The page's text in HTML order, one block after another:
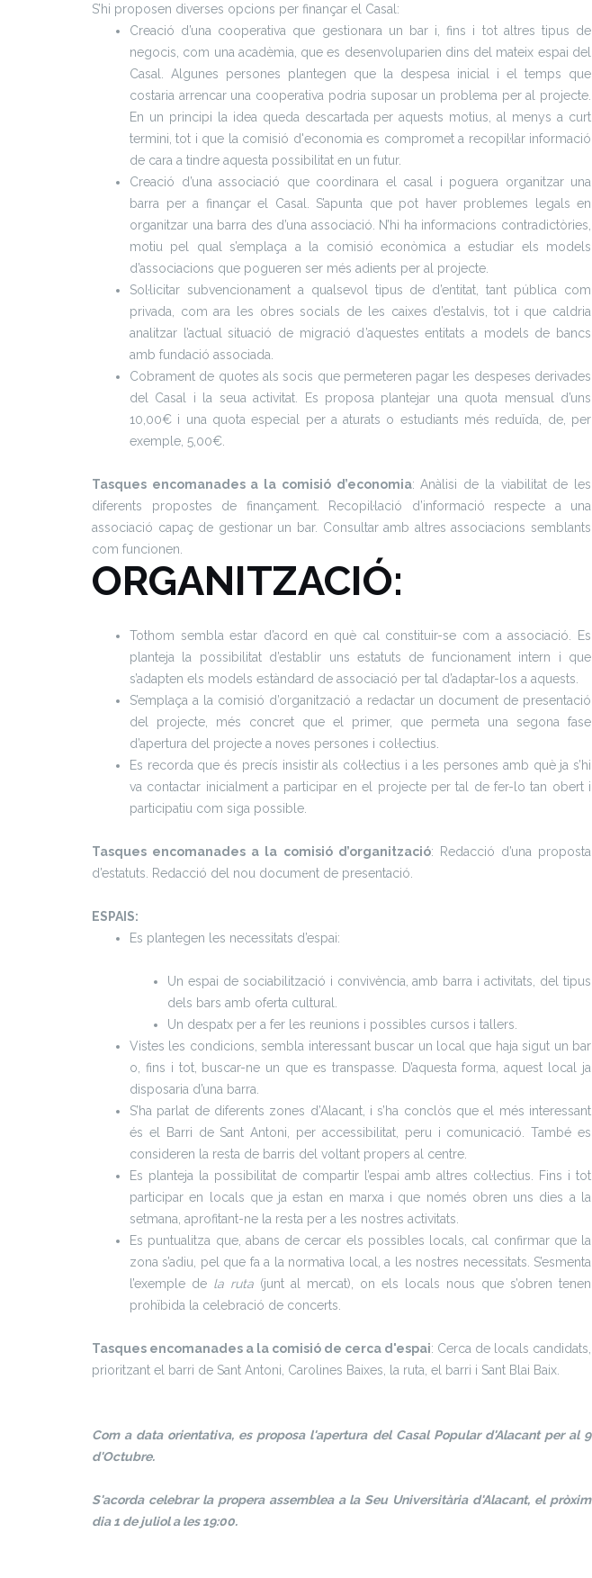
S’hi proposen diverses opcions per finançar el Casal:
Creació d’una cooperativa que gestionara un bar i, fins i tot altres tipus de
negocis, com una acadèmia, que es desenvoluparien dins del mateix espai del
Casal. Algunes persones plantegen que la despesa inicial i el temps que
costaria arrencar una cooperativa podria suposar un problema per al projecte.
En un principi la idea queda descartada per aquests motius, al menys a curt
termini, tot i que la comisió d'economia es compromet a recopil·lar informació
de cara a tindre aquesta possibilitat en un futur.
Creació d’una associació que coordinara el casal i poguera organitzar una
barra per a finançar el Casal. S’apunta que pot haver problemes legals en
organitzar una barra des d’una associació. N’hi ha informacions contradictòries,
motiu pel qual s’emplaça a la comisió econòmica a estudiar els models
d’associacions que pogueren ser més adients per al projecte.
Sol·licitar subvencionament a qualsevol tipus de d’entitat, tant pública com
privada, com ara les obres socials de les caixes d’estalvis, tot i que caldria
analitzar l’actual situació de migració d’aquestes entitats a models de bancs
amb fundació associada.
Cobrament de quotes als socis que permeteren pagar les despeses derivades
del Casal i la seua activitat. Es proposa plantejar una quota mensual d’uns
10,00€ i una quota especial per a aturats o estudiants més reduïda, de, per
exemple, 5,00€.
Tasques encomanades a la comisió d’economia: Anàlisi de la viabilitat de les
diferents propostes de finançament. Recopil·lació d’informació respecte a una
associació capaç de gestionar un bar. Consultar amb altres associacions semblants
com funcionen.
ORGANITZACIÓ:
Tothom sembla estar d’acord en què cal constituir-se com a associació. Es
planteja la possibilitat d’establir uns estatuts de funcionament intern i que
s’adapten els models estàndard de associació per tal d’adaptar-los a aquests.
S’emplaça a la comisió d’organització a redactar un document de presentació
del projecte, més concret que el primer, que permeta una segona fase
d’apertura del projecte a noves persones i col·lectius.
Es recorda que és precís insistir als col·lectius i a les persones amb què ja s’hi
va contactar inicialment a participar en el projecte per tal de fer-lo tan obert i
participatiu com siga possible.
Tasques encomanades a la comisió d’organització: Redacció d’una proposta
d’estatuts. Redacció del nou document de presentació.
ESPAIS:
Es plantegen les necessitats d’espai:
Un espai de sociabilització i convivència, amb barra i activitats, del tipus
dels bars amb oferta cultural.
Un despatx per a fer les reunions i possibles cursos i tallers.
Vistes les condicions, sembla interessant buscar un local que haja sigut un bar
o, fins i tot, buscar-ne un que es transpasse. D’aquesta forma, aquest local ja
disposaria d’una barra.
S’ha parlat de diferents zones d’Alacant, i s’ha conclòs que el més interessant
és el Barri de Sant Antoni, per accessibilitat, peru i comunicació. També es
consideren la resta de barris del voltant propers al centre.
Es planteja la possibilitat de compartir l’espai amb altres col·lectius. Fins i tot
participar en locals que ja estan en marxa i que només obren uns dies a la
setmana, aprofitant-ne la resta per a les nostres activitats.
Es puntualitza que, abans de cercar els possibles locals, cal confirmar que la
zona s’adiu, pel que fa a la normativa local, a les nostres necessitats. S’esmenta
l’exemple de la ruta (junt al mercat), on els locals nous que s’obren tenen
prohïbida la celebració de concerts.
Tasques encomanades a la comisió d e cerca d'espai: Cerca de locals candidats,
prioritzant el barri de Sant Antoni, Carolines Baixes, la ruta, el barri i Sant Blai Baix.
Com a data orientativa, es proposa l'apertura del Casal Popular d'Alacant per al 9
d'Octubre.
S'acorda celebrar la propera assemblea a la Seu Universitària d'Alacant, el pròxim
dia 1 de juliola les 19:00.